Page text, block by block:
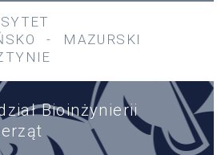
- MAZURSKI
Bioinżynierii